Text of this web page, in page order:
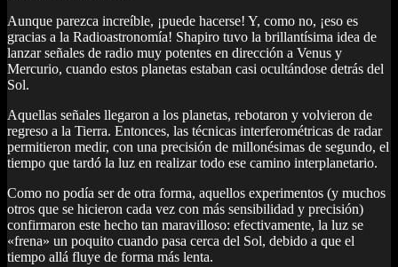
Aunque parezca increíble, ¡puede hacerse! Y, como no, ¡eso es
gracias a la Radioastronomía! Shapiro tuvo la brillantísima idea de
lanzar señales de radio muy potentes en dirección a Venus y
Mercurio, cuando estos planetas estaban casi ocultándose detrás del
Sol.
Aquellas señales llegaron a los planetas, rebotaron y volvieron de
regreso a la Tierra. Entonces, las técnicas interferométricas de radar
permitieron medir, con una precisión de millonésimas de segundo, el
tiempo que tardó la luz en realizar todo ese camino interplanetario.
Como no podía ser de otra forma, aquellos experimentos (y muchos
otros que se hicieron cada vez con más sensibilidad y precisión)
confirmaron este hecho tan maravilloso: efectivamente, la luz se
«frena» un poquito cuando pasa cerca del Sol, debido a que el
tiempo allá fluye de forma más lenta.